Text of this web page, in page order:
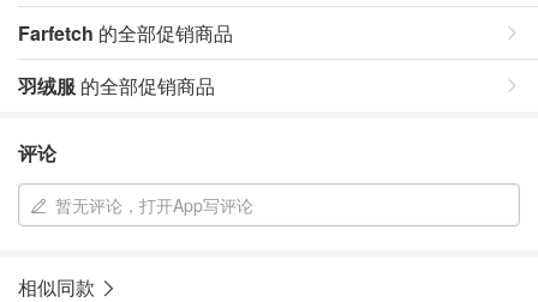
Farfetch 的全部促销商品
羽绒服 的全部促销商品
评论
暂无评论，打开App写评论
相似同款